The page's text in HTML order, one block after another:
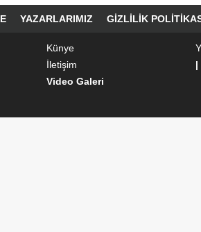
YAZARLARIMIZ GIZLILIK
Künye
İletişim
|
Video Galeri